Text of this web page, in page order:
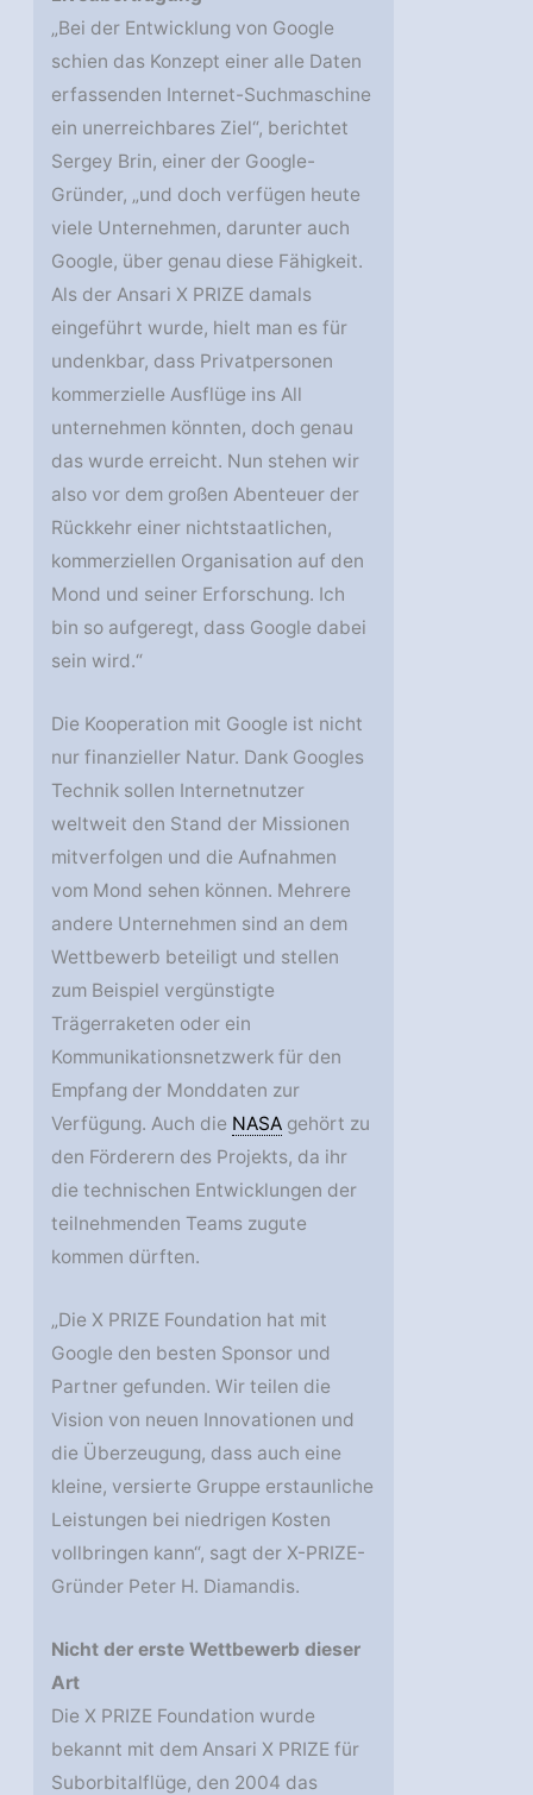
„Bei der Entwicklung von Google
schien das Konzept einer alle Daten
erfassenden Internet-Suchmaschine
ein unerreichbares Ziel“, berichtet
Sergey Brin, einer der Google-
Gründer, „und doch verfügen heute
viele Unternehmen, darunter auch
Google, über genau diese Fähigkeit.
Als der Ansari X PRIZE damals
eingeführt wurde, hielt man es für
undenkbar, dass Privatpersonen
kommerzielle Ausflüge ins All
unternehmen könnten, doch genau
das wurde erreicht. Nun stehen wir
also vor dem großen Abenteuer der
Rückkehr einer nichtstaatlichen,
kommerziellen Organisation auf den
Mond und seiner Erforschung. Ich
bin so aufgeregt, dass Google dabei
sein wird.“
Die Kooperation mit Google ist nicht
nur finanzieller Natur. Dank Googles
Technik sollen Internetnutzer
weltweit den Stand der Missionen
mitverfolgen und die Aufnahmen
vom Mond sehen können. Mehrere
andere Unternehmen sind an dem
Wettbewerb beteiligt und stellen
zum Beispiel vergünstigte
Trägerraketen oder ein
Kommunikationsnetzwerk für den
Empfang der Monddaten zur
Verfügung. Auch die NASA gehört zu
den Förderern des Projekts, da ihr
die technischen Entwicklungen der
teilnehmenden Teams zugute
kommen dürften.
„Die X PRIZE Foundation hat mit
Google den besten Sponsor und
Partner gefunden. Wir teilen die
Vision von neuen Innovationen und
die Überzeugung, dass auch eine
kleine, versierte Gruppe erstaunliche
Leistungen bei niedrigen Kosten
vollbringen kann“, sagt der X-PRIZE-
Gründer Peter H. Diamandis.
Nicht der erste Wettbewerb dieser
Art
Die X PRIZE Foundation wurde
bekannt mit dem Ansari X PRIZE für
Suborbitalflüge, den 2004 das